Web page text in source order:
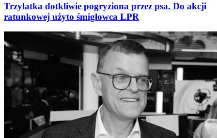
Trzylatka dotkliwie pogryziona przez psa. Do akcji
ratunkowej użyto śmigłowca LPR